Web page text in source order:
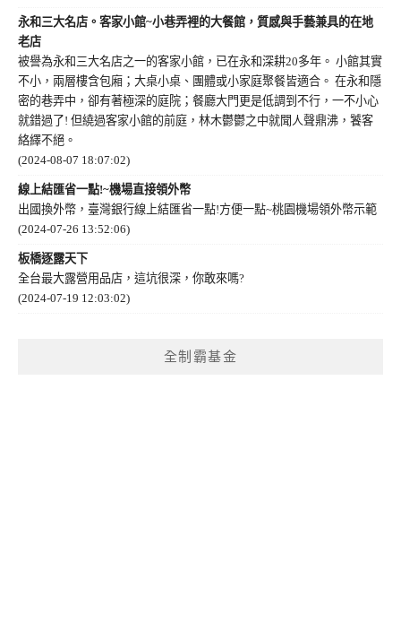
永和三大名店。客家小館~小巷弄裡的大餐館，質感與手藝兼具的在地
老店
被譽為永和三大名店之一的客家小館，已在永和深耕20多年。 小館其實
不小，兩層樓含包廂；大桌小桌、團體或小家庭聚餐皆適合。 在永和隱
密的巷弄中，卻有著極深的庭院；餐廳大門更是低調到不行，一不小心
就錯過了! 但繞過客家小館的前庭，林木鬱鬱之中就聞人聲鼎沸，饕客
絡繹不絕。
(2024-08-07 18:07:02)
線上結匯省一點!~機場直接領外幣
出國換外幣，臺灣銀行線上結匯省一點!方便一點~桃園機場領外幣示範
(2024-07-26 13:52:06)
板橋逐露天下
全台最大露營用品店，這坑很深，你敢來嗎?
(2024-07-19 12:03:02)
全制霸基金